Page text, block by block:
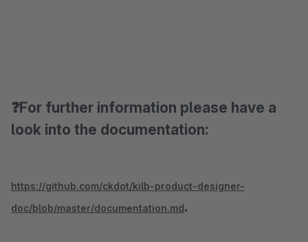
❓For further information please have a
look into the documentation:
https://github.com/ckdot/kilb-product-designer-
doc/blob/master/documentation.md.